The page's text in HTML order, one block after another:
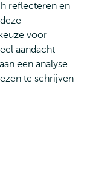
reflecteren en
voor
aandacht
een analyse
te schrijven